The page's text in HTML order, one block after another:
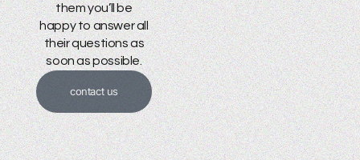
them you’ll be
happy to answer all
their questions as
soon as possible.
contact us